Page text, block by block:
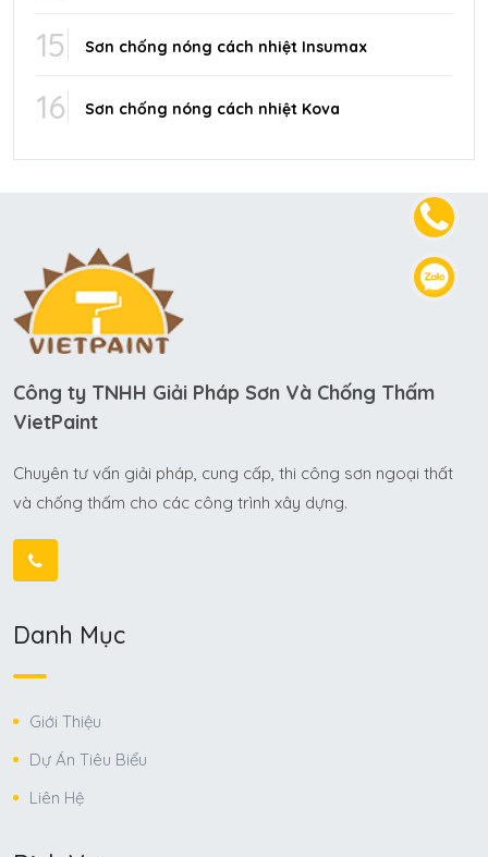
15 Sơn chống nóng cách nhiệt Insumax
16 Sơn chống nóng cách nhiệt Kova
Công ty TNHH Giải Pháp Sơn Và Chống Thấm
VietPaint
Chuyên tư vấn giải pháp, cung cấp, thi công sơn ngoại thất
và chống thấm cho các công trình xây dựng.
Danh Mục
Giới Thiệu
Dự Án Tiêu Biểu
Liên Hệ